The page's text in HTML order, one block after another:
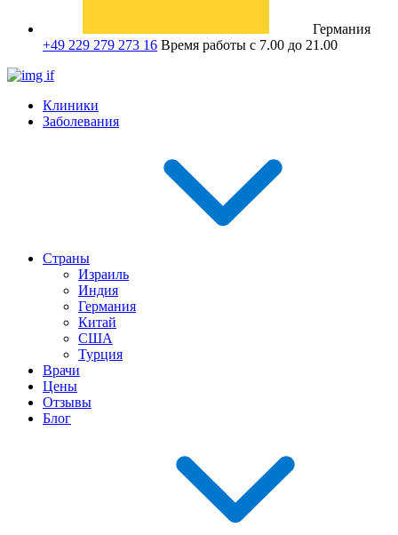
Германия
+49 229 279 273 16 Время работы с 7.00 до 21.00
Клиники
Заболевания
Страны
Израиль
Индия
Германия
Китай
США
Турция
Врачи
Цены
Отзывы
Блог